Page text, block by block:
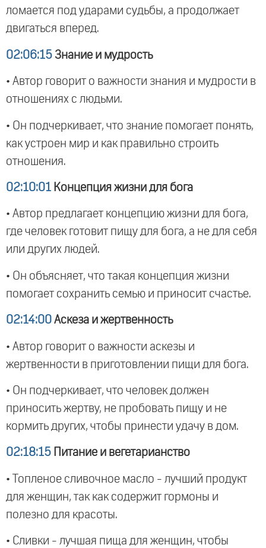
ломается под ударами судьбы, а продолжает
двигаться вперед.
02:06:15 Знание и мудрость
• Автор говорит о важности знания и мудрости в
отношениях с людьми.
• Он подчеркивает, что знание помогает понять,
как устроен мир и как правильно строить
отношения.
02:10:01 Концепция жизни для бога
• Автор предлагает концепцию жизни для бога,
где человек готовит пищу для бога, а не для себя
или других людей.
• Он объясняет, что такая концепция жизни
помогает сохранить семью и приносит счастье.
02:14:00 Аскеза и жертвенность
• Автор говорит о важности аскезы и
жертвенности в приготовлении пищи для бога.
• Он подчеркивает, что человек должен
приносить жертву, не пробовать пищу и не
кормить других, чтобы принести удачу в дом.
02:18:15 Питание и вегетарианство
• Топленое сливочное масло - лучший продукт
для женщин, так как содержит гормоны и
полезно для красоты.
• Сливки - лучшая пища для женщин, чтобы